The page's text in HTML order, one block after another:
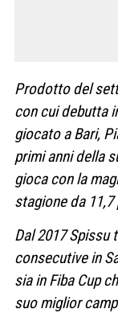
Prodotto del
con cui debutta
giocato a Bari,
primi anni della
gioca con la
stagione da
Dal 2017 Spissu
consecutive in
sia in Fiba Cup
suo miglior